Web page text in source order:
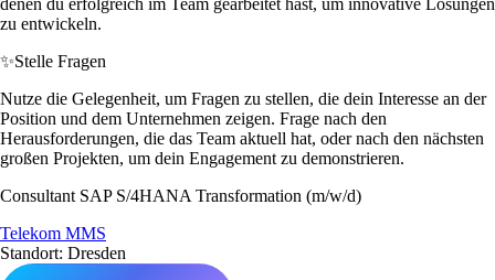
zu entwickeln.
✨Stelle Fragen
Nutze die Gelegenheit, um Fragen zu stellen, die dein Interesse an der
Position und dem Unternehmen zeigen. Frage nach den
Herausforderungen, die das Team aktuell hat, oder nach den nächsten
großen Projekten, um dein Engagement zu demonstrieren.
Consultant SAP S/4HANA Transformation (m/w/d)
Telekom MMS
Standort: Dresden